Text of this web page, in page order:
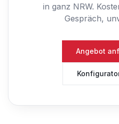
in ganz NRW.
Gespräch,
Angebot